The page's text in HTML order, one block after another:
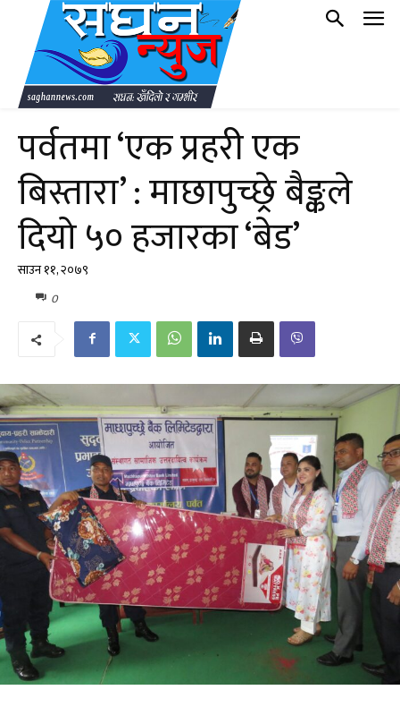
पर्वतमा ‘एक प्रहरी एक
बिस्तारा’ : माछापुच्छ्रे बैङ्कले
दियो ५० हजारका ‘बेड’
साउन ११, २०७९
0